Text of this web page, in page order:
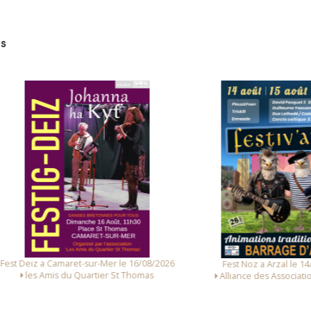
Jouanno et Laurent Bigot)
(Yann et Stéphane Kermabon)
royal (Didier Le Bot et Hervé Chevrollier
(Loeiz Le Bras et Jean-François Le Gouarin)
Le Corre et Michel Mauvaise)
Le Meut et Dominique Le Blay)
(René Le Sergent et Henri Le Freillec)
(Anne-Marie Nicol et Céline Le Forestier)
(Joël Paulo et Pierre Kergozien)
Paulo et Pascal Lamour)
Deiz a Camaret-sur-Mer le 16/08/2026
les Amis du Quartier St Thomas
Fest Noz a Arzal le 14/08/
Alliance des Associations